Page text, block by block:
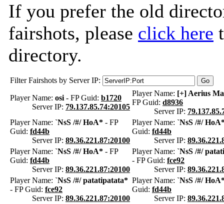
If you prefer the old
fairshots, please click here
directory.
Filter Fairshots by Server IP:
Player Name: osi - FP Guid: b1720
Server IP: 79.137.85.74:20105
Player Name: [+] Aerius
FP Guid: d8936
Server IP:
Player Name: `NsS /#/ HoA* - FP
Guid: fd44b
Server IP: 89.36.221.87:20100
Player Name: `NsS /#/
Guid: fd44b
Server IP:
Player Name: `NsS /#/ HoA* - FP
Guid: fd44b
Server IP: 89.36.221.87:20100
Player Name: `NsS /#/
- FP Guid: fce92
Server IP:
Player Name: `NsS /#/ patatipatata*
- FP Guid: fce92
Server IP: 89.36.221.87:20100
Player Name: `NsS /#/
Guid: fd44b
Server IP: